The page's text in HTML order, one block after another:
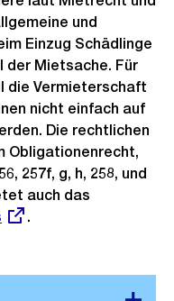
und
Einzug Schädlinge
der Mietsache. Für
die Vermieterschaft
nicht einfach auf
Die rechtlichen
Obligationenrecht,
257f, g, h, 258, und
auch das
.